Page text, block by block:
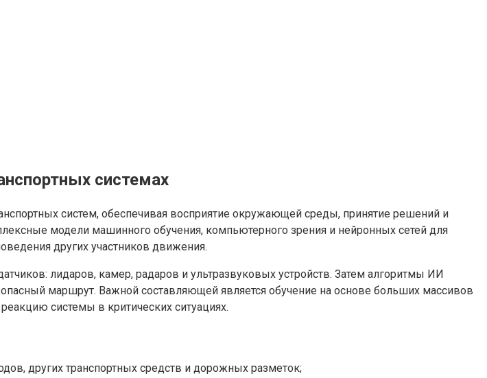
системах
систем, обеспечивая восприятие окружающей среды, принятие решений и
модели машинного обучения, компьютерного зрения и нейронных сетей для
других участников движения.
лидаров, камер, радаров и ультразвуковых устройств. Затем алгоритмы ИИ
маршрут. Важной составляющей является обучение на основе больших массивов
системы в критических ситуациях.
других транспортных средств и дорожных разметок;